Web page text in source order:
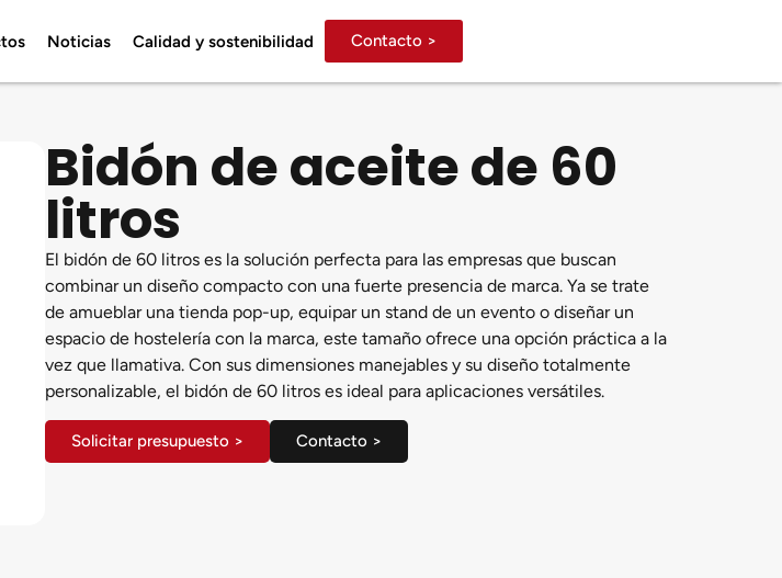
Noticias Calidad y sostenibilidad Contacto >
Bidón de aceite de 60
litros
El bidón de 60 litros es la solución perfecta para las empresas que buscan
combinar un diseño compacto con una fuerte presencia de marca. Ya se trate
de amueblar una tienda pop-up, equipar un stand de un evento o diseñar un
espacio de hostelería con la marca, este tamaño ofrece una opción práctica a la
vez que llamativa. Con sus dimensiones manejables y su diseño totalmente
personalizable, el bidón de 60 litros es ideal para aplicaciones versátiles.
Solicitar presupuesto > Contacto >